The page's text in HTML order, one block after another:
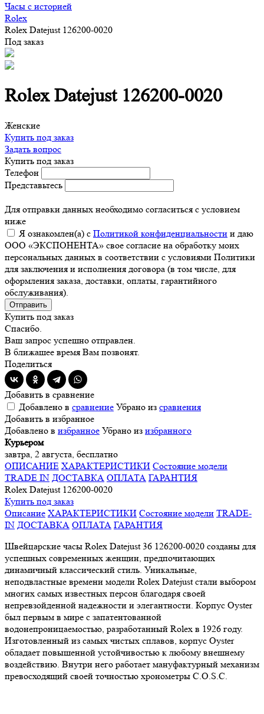
Часы с историей
Rolex
Rolex Datejust 126200-0020
Под заказ
Rolex Datejust 126200-0020
Женские
Купить под заказ
Задать вопрос
Купить под заказ
Телефон
Представьтесь
Для отправки данных необходимо согласиться с условием
ниже
Я ознакомлен(а) с Политикой конфиденциальности и даю
ООО «ЭКСПОНЕНТА» свое согласие на обработку моих
персональных данных в соответствии с условиями Политики
для заключения и исполнения договора (в том числе, для
оформления заказа, доставки, оплаты, гарантийного
обслуживания).
Отправить
Купить под заказ
Спасибо.
Ваш запрос успешно отправлен.
В ближашее время Вам позвонят.
Поделиться
Добавить в сравнение
Добавлено в сравнение Убрано из сравнения
Добавить в избранное
Добавлено в избранное Убрано из избранного
Курьером
завтра, 2 августа, бесплатно
ОПИСАНИЕ ХАРАКТЕРИСТИКИ Состояние модели
TRADE IN ДОСТАВКА ОПЛАТА ГАРАНТИЯ
Rolex Datejust 126200-0020
Купить под заказ
Описание ХАРАКТЕРИСТИКИ Состояние модели TRADE-
IN ДОСТАВКА ОПЛАТА ГАРАНТИЯ
Швейцарские часы Rolex Datejust 36 126200-0020 созданы для
успешных современных женщин, предпочитающих
динамичный классический стиль. Уникальные,
неподвластные времени модели Rolex Datejust стали выбором
многих самых известных персон благодаря своей
непревзойденной надежности и элегантности. Корпус Oyster
был первым в мире с запатентованной
водонепроницаемостью, разработанный Rolex в 1926 году.
Изготовленный из самых чистых сплавов, корпус Oyster
обладает повышенной устойчивостью к любому внешнему
воздействию. Внутри него работает мануфактурный механизм
превосходящий своей точностью хронометры C.O.S.C.